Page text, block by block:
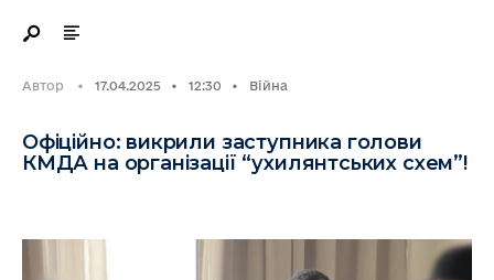
Автор • 17.04.2025 • 12:30 • Війна
Офіційно: викрили заступника голови
КМДА на організації “ухилянтських схем”!